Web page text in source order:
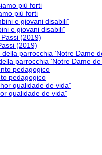
più forti
e giovani disabili”
(2019)
parrocchia ‘Notre Dame de
pedagogico
qualidade de vida”